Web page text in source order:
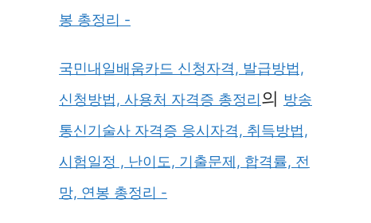
봉 총정리 -
국민내일배움카드 신청자격, 발급방법,
신청방법, 사용처 자격증 총정리의 방송
통신기술사 자격증 응시자격, 취득방법,
시험일정 , 난이도, 기출문제, 합격률, 전
망, 연봉 총정리 -